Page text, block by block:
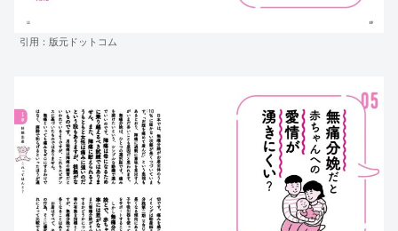
引用：版元ドットコム